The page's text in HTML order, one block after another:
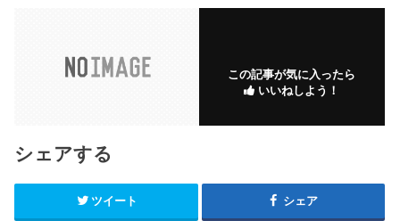
この記事が気に入ったら
いいねしよう！
シェアする
ツイート シェア